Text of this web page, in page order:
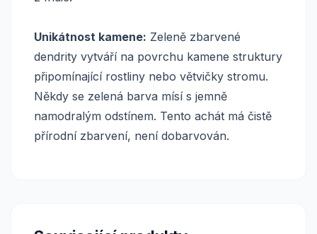
Unikátnost kamene: Zeleně zbarvené
dendrity vytváří na povrchu kamene struktury
připomínající rostliny nebo větvičky stromu.
Někdy se zelená barva mísí s jemně
namodralým odstínem. Tento achát má čistě
přírodní zbarvení, není dobarvován.